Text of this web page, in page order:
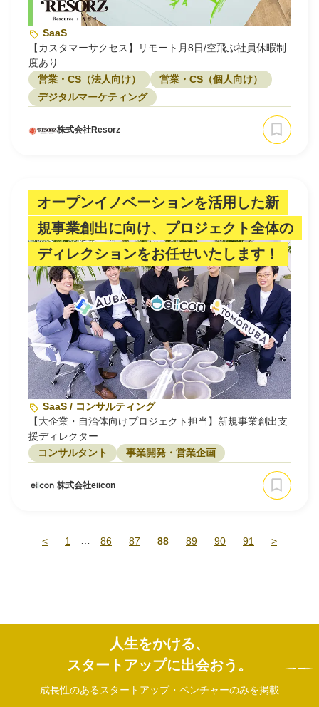
SaaS
【カスタマーサクセス】リモート月8日/空飛ぶ社員休暇制
度あり
営業・CS（法人向け）
営業・CS（個人向け）
デジタルマーケティング
株式会社Resorz
オープンイノベーションを活用した新
規事業創出に向け、プロジェクト全体の
ディレクションをお任せいたします！
SaaS / コンサルティング
【大企業・自治体向けプロジェクト担当】新規事業創出支
援ディレクター
コンサルタント
事業開発・営業企画
株式会社eiicon
< 1 86 87 88 89 90 91 >
人生をかける、
スタートアップに出会おう。
成長性のあるスタートアップ・ベンチャーのみを掲載